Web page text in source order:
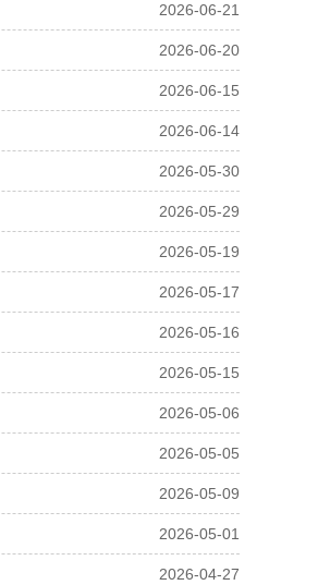
2026-06-21
2026-06-20
2026-06-15
2026-06-14
2026-05-30
2026-05-29
2026-05-19
2026-05-17
2026-05-16
2026-05-15
2026-05-06
2026-05-05
2026-05-09
2026-05-01
2026-04-27